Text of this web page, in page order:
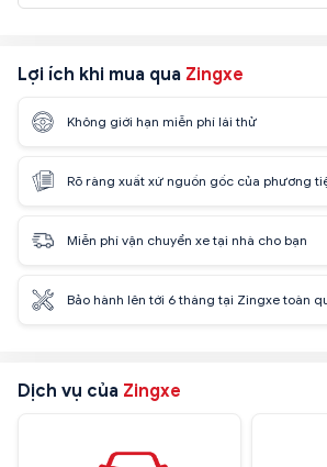
Lợi ích khi mua qua Zingxe
Không giới hạn miễn phí lái thử
Rõ ràng xuất xứ nguồn gốc của phương
Miễn phí vận chuyển xe tại nhà cho bạn
Bảo hành lên tới 6 tháng tại Zingxe toàn
Dịch vụ của Zingxe